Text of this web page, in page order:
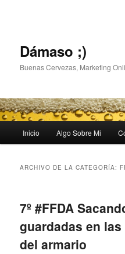
Dámaso ;)
Buenas Cervezas, Marketing
Ir
principal
Ir
secundario
Inicio Algo Sobre Mi
ARCHIVO DE LA CATEGORÍA:
7º #FFDA
guardadas en
del armario